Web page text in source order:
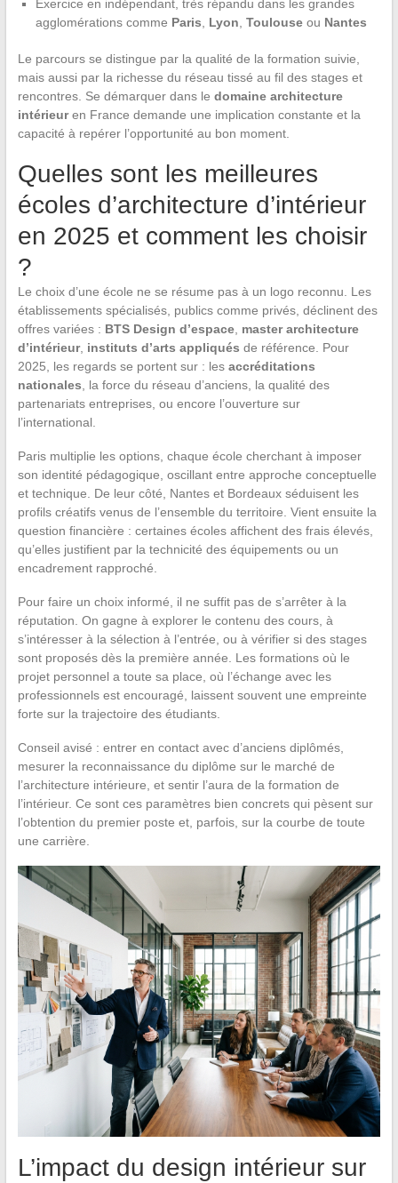
Exercice en indépendant, très répandu dans les grandes
agglomérations comme Paris Lyon Toulouseou Nantes
Le parcours se distingue par la qualité de la formation suivie,
mais aussi par la richesse du réseau tissé au fil des stages et
rencontres. Se démarquer dans le domaine architecture
intérieuren France demande une implication constante et la
capacité à repérer l’opportunité au bon moment.
Quelles sont les meilleures
écoles d’architecture d’intérieur
en 2025 et comment les choisir
?
Le choix d’une école ne se résume pas à un logo reconnu. Les
établissements spécialisés, publics comme privés, déclinent des
offres variées : BTS Design d’espace, master architecture
d’intérieur, instituts d’arts appliqués de référence. Pour
2025, les regards se portent sur : les accréditations
nationales , la force du réseau d’anciens, la qualité des
partenariats entreprises, ou encore l’ouverture sur
l’international.
Paris multiplie les options, chaque école cherchant à imposer
son identité pédagogique, oscillant entre approche conceptuelle
et technique. De leur côté, Nantes et Bordeaux séduisent les
profils créatifs venus de l’ensemble du territoire. Vient ensuite la
question financière : certaines écoles affichent des frais élevés,
qu’elles justifient par la technicité des équipements ou un
encadrement rapproché.
Pour faire un choix informé, il ne suffit pas de s’arrêter à la
réputation. On gagne à explorer le contenu des cours, à
s’intéresser à la sélection à l’entrée, ou à vérifier si des stages
sont proposés dès la première année. Les formations où le
projet personnel a toute sa place, où l’échange avec les
professionnels est encouragé, laissent souvent une empreinte
forte sur la trajectoire des étudiants.
Conseil avisé : entrer en contact avec d’anciens diplômés,
mesurer la reconnaissance du diplôme sur le marché de
l’architecture intérieure, et sentir l’aura de la formation de
l’intérieur. Ce sont ces paramètres bien concrets qui pèsent sur
l’obtention du premier poste et, parfois, sur la courbe de toute
une carrière.
L’impact du design intérieur sur